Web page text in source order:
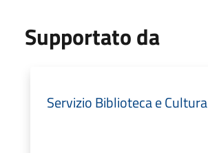
Supportato da
Servizio Biblioteca e Cultura